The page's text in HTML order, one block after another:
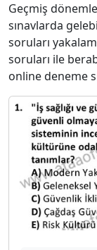
Geçmiş
sınavlarda
soruları
soruları ile
online deneme